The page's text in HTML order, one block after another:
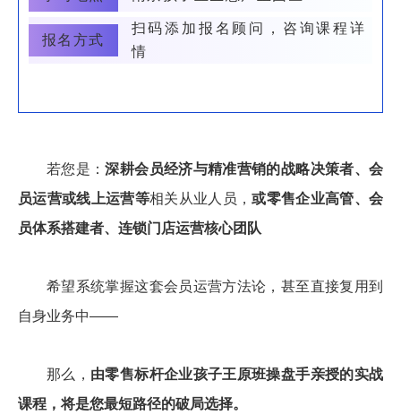
报名方式
扫码添加报名顾问，咨询课程详
情
若您是：深耕会员经济与精准营销的战略决策者、会
员运营或线上运营等相关从业人员，或零售企业高管、会
员体系搭建者、连锁门店运营核心团队
希望系统掌握这套会员运营方法论，甚至直接复用到
自身业务中——
那么， 由零售标杆企业孩子王原班操盘手亲授的实战
课程，将是您最短路径的破局选择。